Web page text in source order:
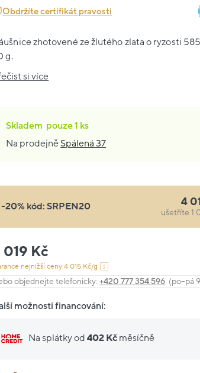
Obdržíte certifikát pravosti
zhotovené ze žlutého zlata o ryzosti
g.
si více
Skladem pouze1 ks
Na prodejně Spálená 37
-20% kód:SRPEN20 4
ušetříte 1
019 Kč
nejnižší ceny:4 015 Kč/g
objednejte telefonicky:+420 777 354 596 (po–pá
možnosti financování:
Na splátky od402 Kč měsíčně